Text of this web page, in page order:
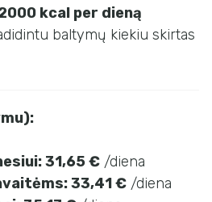
kcal per dieną
baltymų kiekiu skirtas
31,65€ /diena
33,41€ /diena